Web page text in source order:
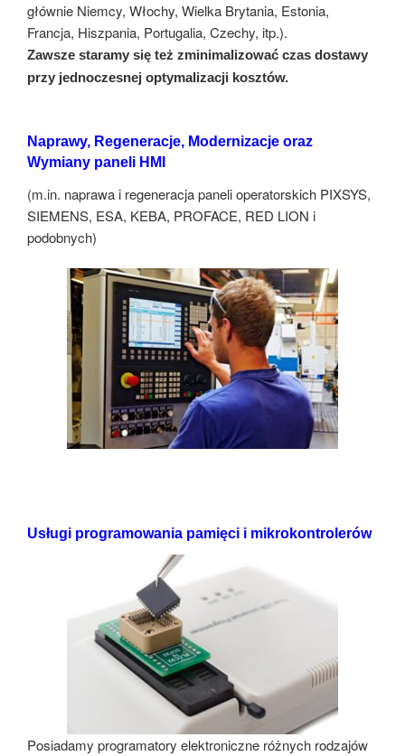
głównie Niemcy, Włochy, Wielka Brytania, Estonia,
Francja, Hiszpania, Portugalia, Czechy, itp.).
Zawsze staramy się też zminimalizować czas dostawy
przy jednoczesnej optymalizacji kosztów.
Naprawy, Regeneracje, Modernizacje oraz
Wymiany paneli HMI
(m.in. naprawa i regeneracja paneli operatorskich PIXSYS,
SIEMENS, ESA, KEBA, PROFACE, RED LION i
podobnych)
Usługi programowania pamięci i mikrokontrolerów
Posiadamy programatory elektroniczne różnych rodzajów